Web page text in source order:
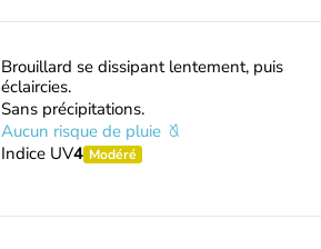
Brouillard se dissipant lentement, puis
éclaircies.
Sans précipitations.
Aucun risque de pluie
Indice UV4 Modéré